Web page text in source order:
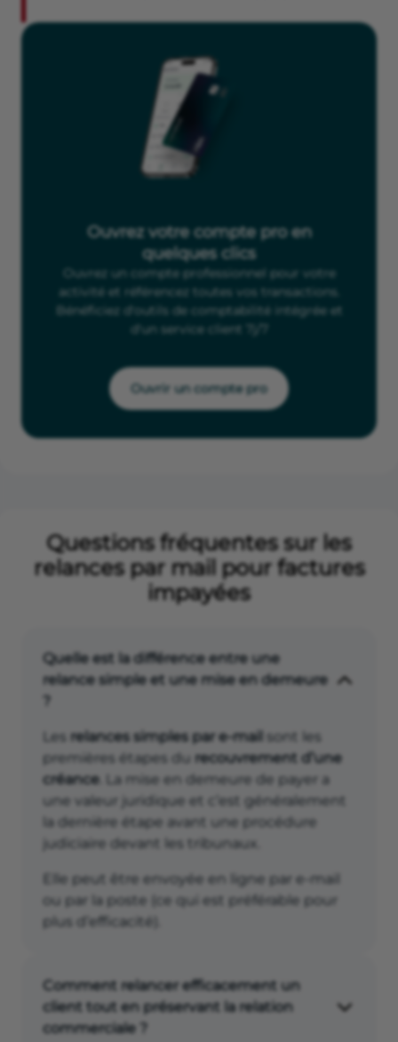
Ouvrez votre compte pro en
quelques clics
Ouvrez un compte professionnel pour votre
activité et référencez toutes vos transactions.
Bénéficiez d'outils de comptabilité intégrée et
d'un service client 7j/7
Ouvrir un compte pro
Questions fréquentes sur les
relances par mail pour factures
impayées
Quelle est la différence entre une
relance simple et une mise en demeure
?
Les relances simples par e-mail sont les
premières étapes du recouvrement d’une
créance . La mise en demeure de payer a
une valeur juridique et c’est généralement
la dernière étape avant une procédure
judiciaire devant les tribunaux.
Elle peut être envoyée en ligne par e-mail
ou par la poste (ce qui est préférable pour
plus d’efficacité).
Comment relancer efficacement un
client tout en préservant la relation
commerciale ?